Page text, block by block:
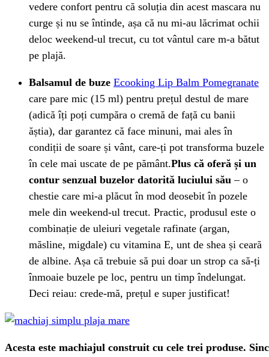
vedere confort pentru că soluția din acest mascara nu
curge și nu se întinde, așa că nu mi-au lăcrimat ochii
deloc weekend-ul trecut, cu tot vântul care m-a bătut
pe plajă.
Balsamul de buze Ecooking Lip Balm Pomegranate
care pare mic (15 ml) pentru prețul destul de mare
(adică îți poți cumpăra o cremă de față cu banii
ăștia), dar garantez că face minuni, mai ales în
condiții de soare și vânt, care-ți pot transforma buzele
în cele mai uscate de pe pământ.Plus că oferă și un
contur senzual buzelor datorită luciului său – o
chestie care mi-a plăcut în mod deosebit în pozele
mele din weekend-ul trecut. Practic, produsul este o
combinație de uleiuri vegetale rafinate (argan,
măsline, migdale) cu vitamina E, unt de shea și ceară
de albine. Așa că trebuie să pui doar un strop ca să-ți
înmoaie buzele pe loc, pentru un timp îndelungat.
Deci reiau: crede-mă, prețul e super justificat!
Acesta este machiajul construit cu cele trei produse.